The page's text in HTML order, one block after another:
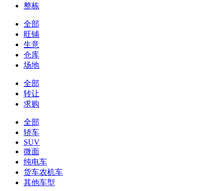
整栋
全部
旺铺
生意
仓库
场地
全部
转让
求购
全部
轿车
SUV
微面
纯电车
货车农机车
其他车型